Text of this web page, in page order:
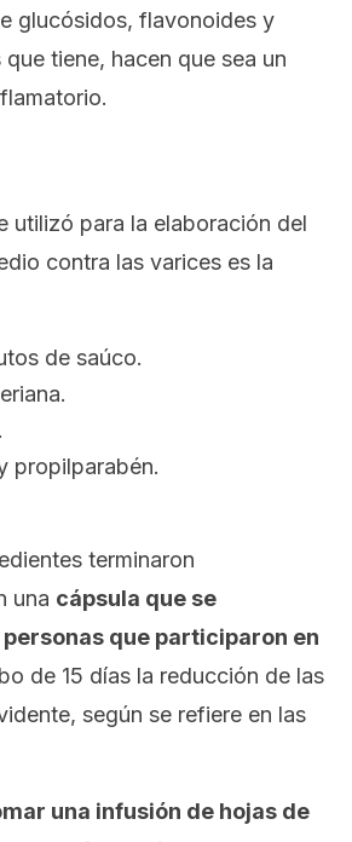
glucósidos, flavonoides y
tiene, hacen que sea un
utilizó para la elaboración del
contra las varices es la
de saúco.
propilparabén.
terminaron
una cápsula que se
que participaron en
de 15 días la reducción de las
según se refiere en las
una infusión de hojas de